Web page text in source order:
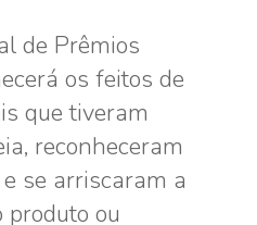
de Prêmios
os feitos de
que tiveram
reconheceram
se arriscaram a
ou